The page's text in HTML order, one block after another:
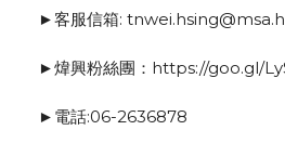
►客服信箱:
►煒興粉絲團：https://goo.gl/
►電話:06-2636878